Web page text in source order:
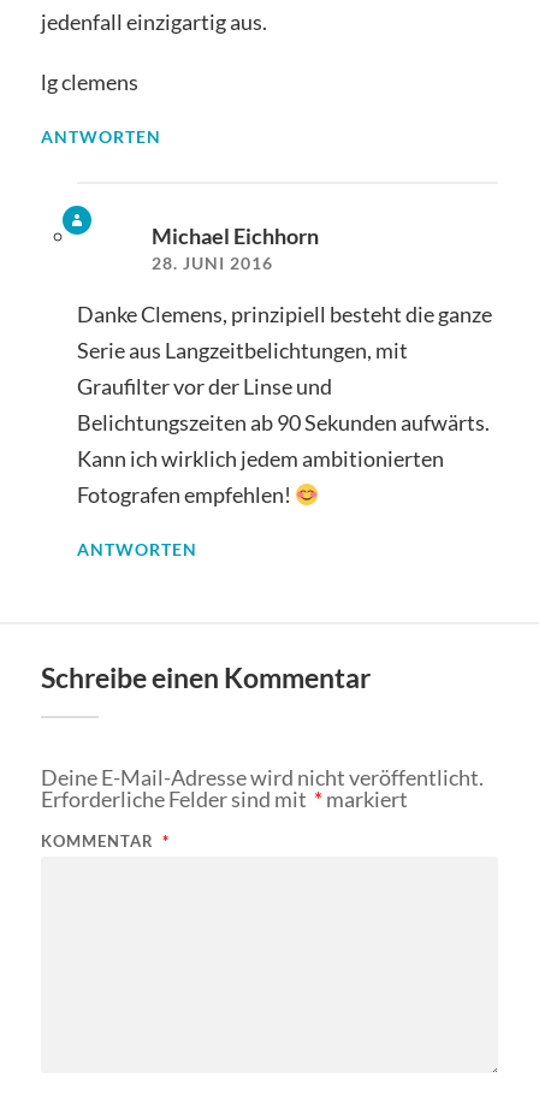
jedenfall einzigartig aus.
lg clemens
ANTWORTEN
Michael Eichhorn
28. JUNI 2016
Danke Clemens, prinzipiell besteht die ganze
Serie aus Langzeitbelichtungen, mit
Graufilter vor der Linse und
Belichtungszeiten ab 90 Sekunden aufwärts.
Kann ich wirklich jedem ambitionierten
Fotografen empfehlen!
ANTWORTEN
Schreibe einen Kommentar
Deine E-Mail-Adresse wird nicht veröffentlicht.
Erforderliche Felder sind mit *markiert
KOMMENTAR *